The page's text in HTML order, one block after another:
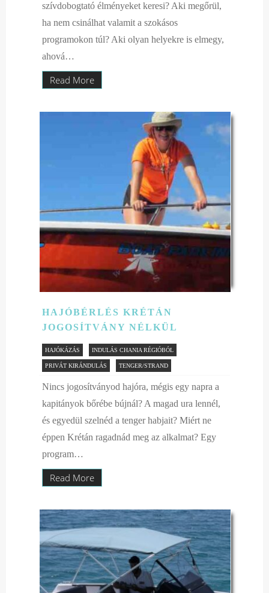
szívdobogtató élményeket keresi? Aki megőrül,
ha nem csinálhat valamit a szokásos
programokon túl? Aki olyan helyekre is elmegy,
ahová…
Read More
HAJÓBÉRLÉS KRÉTÁN
JOGOSÍTVÁNY NÉLKÜL
HAJÓKÁZÁS INDULÁS CHANIA RÉGIÓBÓL
PRIVÁT KIRÁNDULÁS TENGER/STRAND
Nincs jogosítványod hajóra, mégis egy napra a
kapitányok bőrébe bújnál? A magad ura lennél,
és egyedül szelnéd a tenger habjait? Miért ne
éppen Krétán ragadnád meg az alkalmat? Egy
program…
Read More